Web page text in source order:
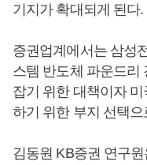
기지가 확대되게 된다.
증권업계에서는 삼성
스템 반도체 파운드리
잡기 위한 대책이자
하기 위한 부지 선택
김동원 KB증권 연구